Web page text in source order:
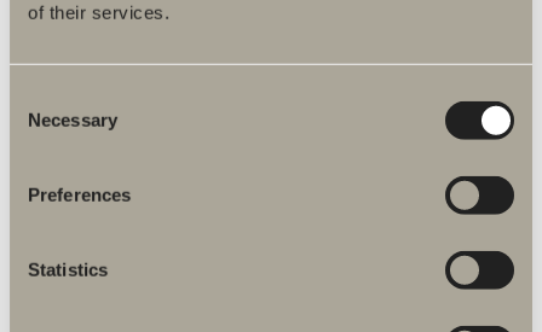
of their services.
Selection
Necessary
Preferences
Statistics